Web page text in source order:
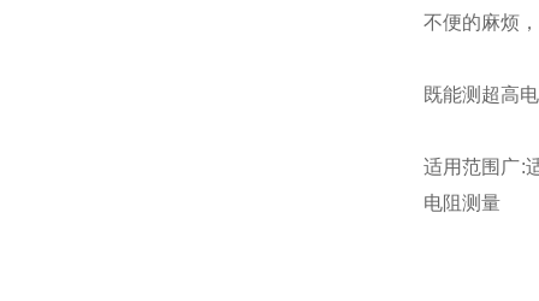
不便的麻烦
既能测超高
适用范围广:
电阻测量